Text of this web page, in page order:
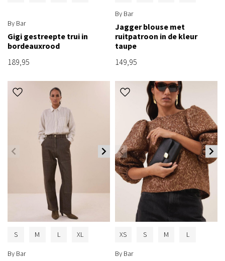
By Bar
Gigi gestreepte trui in
bordeauxrood
189,95
By Bar
Jagger blouse met
ruitpatroon in de kleur
taupe
149,95
S M L XL
By Bar
XS S M L
By Bar